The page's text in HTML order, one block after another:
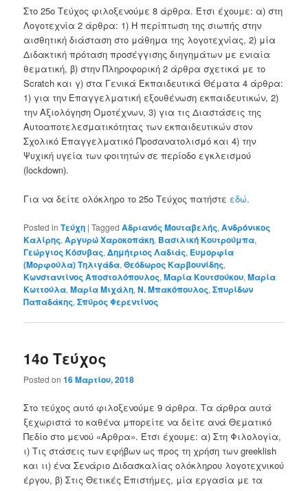
Στο 25ο Τεύχος φιλοξενούμε 8 άρθρα. Έτσι έχουμε: α) στη
Λογοτεχνία 2 άρθρα: 1) Η περίπτωση της σιωπής στην
αισθητική διάσταση στο μάθημα της λογοτεχνίας, 2) μία
Διδακτική πρόταση προσέγγισης διηγημάτων με ενιαία
θεματική, β) στην Πληροφορική 2 άρθρα σχετικά με το
Scratch και γ) στα Γενικά Εκπαιδευτικά Θέματα 4 άρθρα:
1) για την Επαγγελματική εξουθένωση εκπαιδευτικών, 2)
την Αξιολόγηση Ομοτέχνων, 3) για τις Διαστάσεις της
Αυτοαποτελεσματικότητας των εκπαιδευτικών στον
Σχολικό Επαγγελματικό Προσανατολισμό και 4) την
Ψυχική υγεία των φοιτητών σε περίοδο εγκλεισμού
(lockdown).
Για να δείτε ολόκληρο το 25ο Τεύχος πατήστε εδώ.
Posted in Τεύχη |Tagged Αδριανός Μουταβελής,Ανδρόνικος
Καλίρης,Αργυρώ Χαροκοπάκη, Βασιλική Κουτρούμπα,
Γεώργιος Κόσυβας,Δημήτριος Λαδιάς, Ευμορφία
(Μορφούλα) Τηλιγάδα,Θεόδωρος Καρβουνίδης,
Κωνσταντίνος Αποστολόπουλος,Μαρία Κουτσούκου,Μαρία
Κωττούλα,Μαρία Μιχάλη,Ν. Μπακόπουλος,Σπυρίδων
Παπαδάκης,Σπύρος Φερεντίνος
14ο Τεύχος
Posted on16 Μαρτίου, 2018
Στο τεύχος αυτό φιλοξενούμε 9 άρθρα. Τα άρθρα αυτά
ξεχωριστά το καθένα μπορείτε να δείτε ανά Θεματικό
Πεδίο στo μενού «Αρθρα». Έτσι έχουμε: α) Στη Φιλολογία,
ι) Τις στάσεις των εφήβων ως προς τη χρήση των greeklish
και ιι) ένα Σενάριο Διδασκαλίας ολόκληρου λογοτεχνικού
έργου, β) Στις Θετικές Επιστήμες, μία εργασία με τα